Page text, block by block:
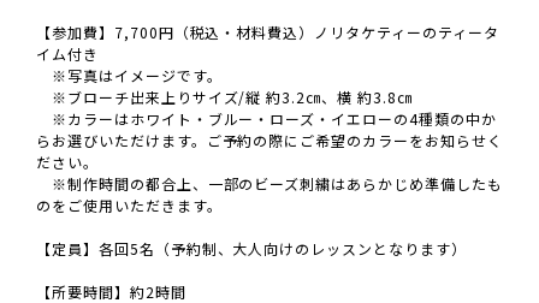
【参加費】7,700円（税込・材料費込）ノリタケティーのティータ
イム付き
※写真はイメージです。
※ブローチ出来上りサイズ/縦 約3.2㎝、横 約3.8㎝
※カラーはホワイト・ブルー・ローズ・イエローの4種類の中か
らお選びいただけます。ご予約の際にご希望のカラーをお知らせく
ださい。
※制作時間の都合上、一部のビーズ刺繍はあらかじめ準備したも
のをご使用いただきます。
【定員】各回5名（予約制、大人向けのレッスンとなります）
【所要時間】約2時間